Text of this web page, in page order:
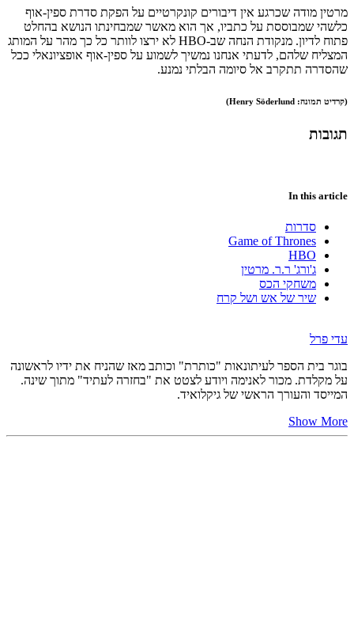
מרטין מודה שכרגע אין דיבורים קונקרטיים על הפקת סדרת ספין-אוף
כלשהי שמבוססת על כתביו, אך הוא מאשר שמבחינתו הנושא בהחלט
פתוח לדיון. מנקודת הנחה שב-HBO לא ירצו לוותר כל כך מהר על המותג
המצליח שלהם, לדעתי אנחנו נמשיך לשמוע על ספין-אוף אופציונאלי ככל
שהסדרה תתקרב אל סיומה הבלתי נמנע.
(קרדיט תמונה: Henry Söderlund)
תגובות
In this article
סדרות
Game of Thrones
HBO
ג'ורג' ר.ר. מרטין
משחקי הכס
שיר של אש ושל קרח
עדי פרל
בוגר בית הספר לעיתונאות "כותרת" וכותב מאז שהניח את ידיו לראשונה
על מקלדת. מכור לאנימה ויודע לצטט את "בחזרה לעתיד" מתוך שינה.
המייסד והעורך הראשי של גיקלואיד.
Show More